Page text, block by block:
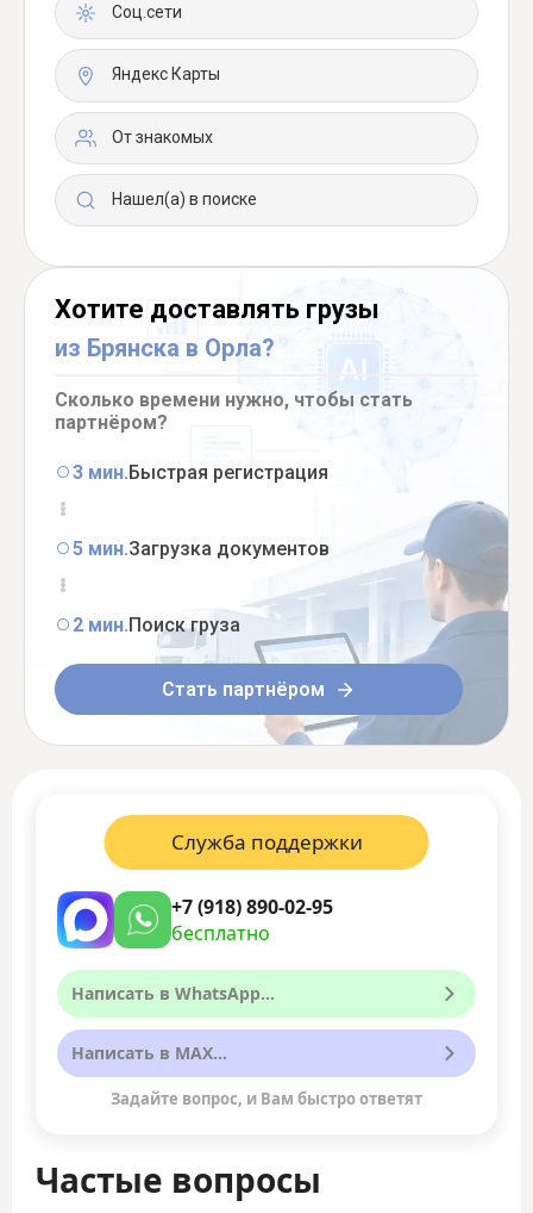
Соц.сети
Яндекс Карты
От знакомых
Нашел(а) в поиске
Хотите доставлять грузы
из Брянска в Орла?
Сколько времени нужно, чтобы стать
партнёром?
3 мин.Быстрая регистрация
5 мин.Загрузка документов
2 мин.Поиск груза
Стать партнёром
Частые вопросы
Служба поддержки
+7 (918) 890-02-95
бесплатно
Написать в WhatsApp...
Написать в MAX...
Задайте вопрос, и Вам быстро ответят